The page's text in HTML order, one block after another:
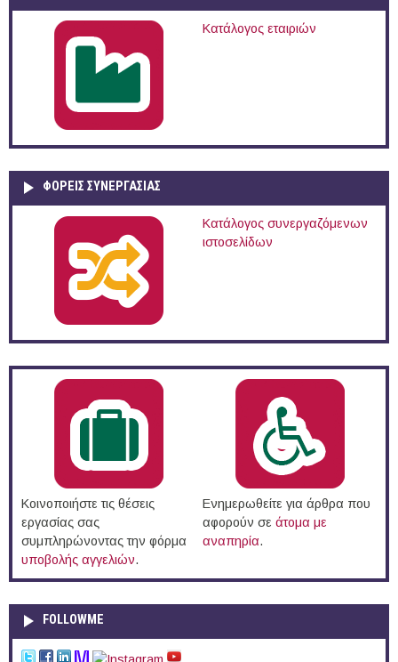
Κατάλογος εταιριών
ΦΟΡΕΙΣ ΣΥΝΕΡΓΑΣΙΑΣ
Κατάλογος συνεργαζόμενων
ιστοσελίδων
Κοινοποιήστε τις θέσεις
εργασίας σας
συμπληρώνοντας την φόρμα
υποβολής αγγελιών.
Ενημερωθείτε για άρθρα που
αφορούν σε άτομα με
αναπηρία.
FOLLOWME